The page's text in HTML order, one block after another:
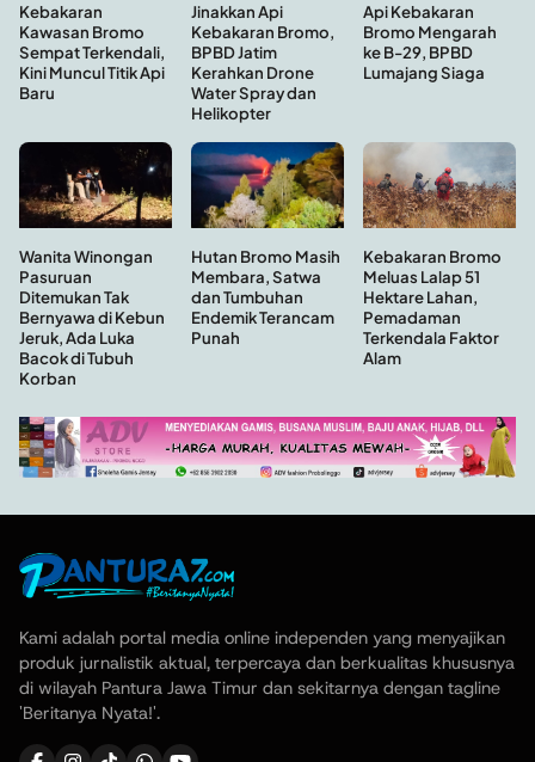
Kebakaran
Kawasan Bromo
Sempat Terkendali,
Kini Muncul Titik Api
Baru
Jinakkan Api
Kebakaran Bromo,
BPBD Jatim
Kerahkan Drone
Water Spray dan
Helikopter
Api Kebakaran
Bromo Mengarah
ke B-29, BPBD
Lumajang Siaga
Wanita Winongan
Pasuruan
Ditemukan Tak
Bernyawa di Kebun
Jeruk, Ada Luka
Bacok di Tubuh
Korban
Hutan Bromo Masih
Membara, Satwa
dan Tumbuhan
Endemik Terancam
Punah
Kebakaran Bromo
Meluas Lalap 51
Hektare Lahan,
Pemadaman
Terkendala Faktor
Alam
Kami adalah portal media online independen yang menyajikan
produk jurnalistik aktual, terpercaya dan berkualitas khususnya
di wilayah Pantura Jawa Timur dan sekitarnya dengan tagline
'Beritanya Nyata!'.